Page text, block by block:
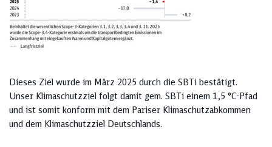
Dieses Ziel wurde im März 2025 durch die SBTi bestätigt.
Unser Klimaschutzziel folgt damit gem. SBTi einem 1,5 °C-Pfad
und ist somit konform mit dem Pariser Klimaschutzabkommen
und dem Klimaschutzziel Deutschlands.